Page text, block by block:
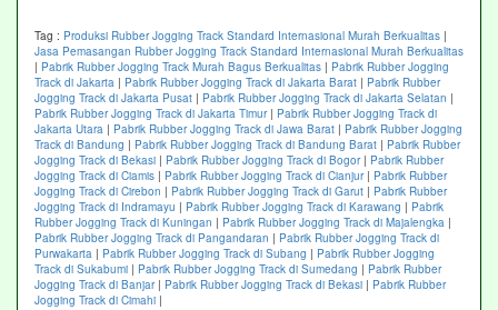
Tag : Produksi Rubber Jogging Track Standard Internasional Murah Berkualitas |
Jasa Pemasangan Rubber Jogging Track Standard Internasional Murah Berkualitas
| Pabrik Rubber Jogging Track Murah Bagus Berkualitas | Pabrik Rubber Jogging
Track di Jakarta | Pabrik Rubber Jogging Track di Jakarta Barat | Pabrik Rubber
Jogging Track di Jakarta Pusat | Pabrik Rubber Jogging Track di Jakarta Selatan |
Pabrik Rubber Jogging Track di Jakarta Timur| Pabrik Rubber Jogging Track di
Jakarta Utara | Pabrik Rubber Jogging Track di Jawa Barat | Pabrik Rubber Jogging
Track di Bandung | Pabrik Rubber Jogging Track di Bandung Barat | Pabrik Rubber
Jogging Track di Bekasi | Pabrik Rubber Jogging Track di Bogor| Pabrik Rubber
Jogging Track di Ciamis | Pabrik Rubber Jogging Track di Cianjur| Pabrik Rubber
Jogging Track di Cirebon | Pabrik Rubber Jogging Track di Garut | Pabrik Rubber
Jogging Track di Indramayu | Pabrik Rubber Jogging Track di Karawang | Pabrik
Rubber Jogging Track di Kuningan | Pabrik Rubber Jogging Track di Majalengka |
Pabrik Rubber Jogging Track di Pangandaran | Pabrik Rubber Jogging Track di
Purwakarta | Pabrik Rubber Jogging Track di Subang | Pabrik Rubber Jogging
Track di Sukabumi | Pabrik Rubber Jogging Track di Sumedang | Pabrik Rubber
Jogging Track di Banjar| Pabrik Rubber Jogging Track di Bekasi | Pabrik Rubber
Jogging Track di Cimahi |